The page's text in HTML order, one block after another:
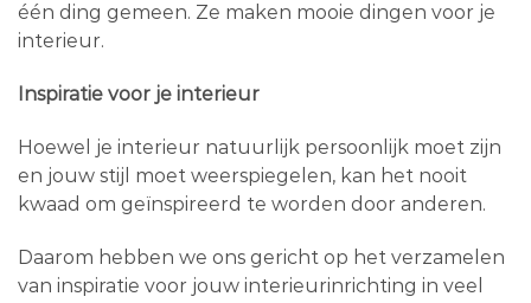
één ding gemeen. Ze maken mooie dingen voor je
interieur.
Inspiratie voor je interieur
Hoewel je interieur natuurlijk persoonlijk moet zijn
en jouw stijl moet weerspiegelen, kan het nooit
kwaad om geïnspireerd te worden door anderen.
Daarom hebben we ons gericht op het verzamelen
van inspiratie voor jouw interieurinrichting in veel